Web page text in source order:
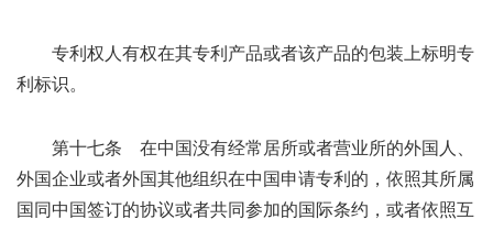
专利权人有权在其专利产品或者该产品的包装上标明专
利标识。
第十七条 在中国没有经常居所或者营业所的外国人、
外国企业或者外国其他组织在中国申请专利的，依照其所属
国同中国签订的协议或者共同参加的国际条约，或者依照互